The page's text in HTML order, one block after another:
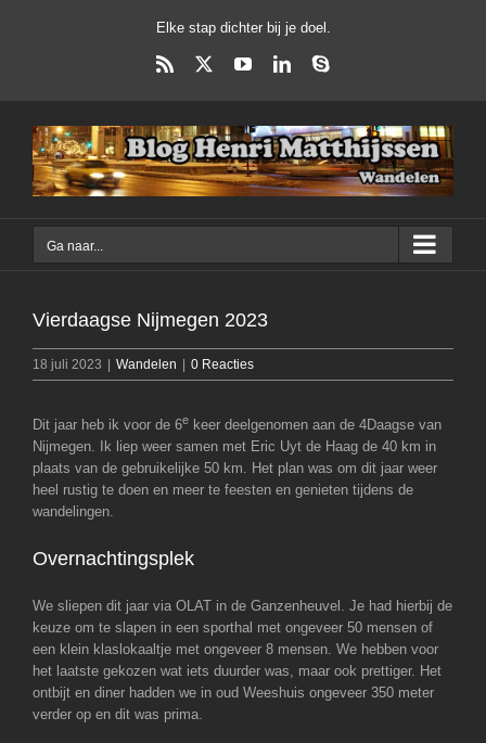
Elke stap dichter bij je doel.
Rss YouTubeLinkedInSkype
Ga naar...
Vierdaagse Nijmegen 2023
18 juli 2023 | Wandelen | 0 Reacties
Dit jaar heb ik voor de 6e keer deelgenomen aan de 4Daagse van
Nijmegen. Ik liep weer samen met Eric Uyt de Haag de 40 km in
plaats van de gebruikelijke 50 km. Het plan was om dit jaar weer
heel rustig te doen en meer te feesten en genieten tijdens de
wandelingen.
Overnachtingsplek
We sliepen dit jaar via OLAT in de Ganzenheuvel. Je had hierbij de
keuze om te slapen in een sporthal met ongeveer 50 mensen of
een klein klaslokaaltje met ongeveer 8 mensen. We hebben voor
het laatste gekozen wat iets duurder was, maar ook prettiger. Het
ontbijt en diner hadden we in oud Weeshuis ongeveer 350 meter
verder op en dit was prima.